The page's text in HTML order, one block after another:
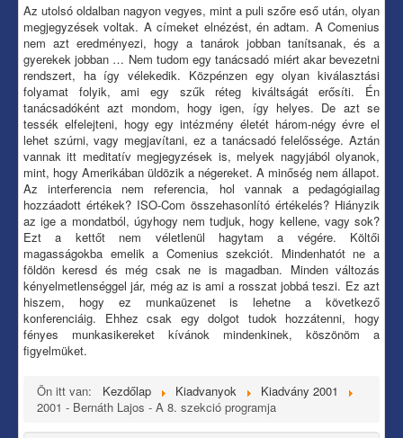
Az utolsó oldalban nagyon vegyes, mint a puli szőre eső után, olyan
megjegyzések voltak. A címeket elnézést, én adtam. A Comenius
nem azt eredményezi, hogy a tanárok jobban tanítsanak, és a
gyerekek jobban … Nem tudom egy tanácsadó miért akar bevezetni
rendszert, ha így vélekedik. Közpénzen egy olyan kiválasztási
folyamat folyik, ami egy szűk réteg kiváltságát erősíti. Én
tanácsadóként azt mondom, hogy igen, így helyes. De azt se
tessék elfelejteni, hogy egy intézmény életét három-négy évre el
lehet szúrni, vagy megjavítani, ez a tanácsadó felelőssége. Aztán
vannak itt meditatív megjegyzések is, melyek nagyjából olyanok,
mint, hogy Amerikában üldözik a négereket. A minőség nem állapot.
Az interferencia nem referencia, hol vannak a pedagógiailag
hozzáadott értékek? ISO-Com összehasonlító értékelés? Hiányzik
az ige a mondatból, úgyhogy nem tudjuk, hogy kellene, vagy sok?
Ezt a kettőt nem véletlenül hagytam a végére. Költői
magasságokba emelik a Comenius szekciót. Mindenhatót ne a
földön keresd és még csak ne is magadban. Minden változás
kényelmetlenséggel jár, még az is ami a rosszat jobbá teszi. Ez azt
hiszem, hogy ez munkaüzenet is lehetne a következő
konferenciáig. Ehhez csak egy dolgot tudok hozzátenni, hogy
fényes munkasikereket kívánok mindenkinek, köszönöm a
figyelmüket.
Ön itt van: Kezdőlap Kiadvanyok
Kiadvány 2001
2001 - Bernáth Lajos - A 8. szekció programja